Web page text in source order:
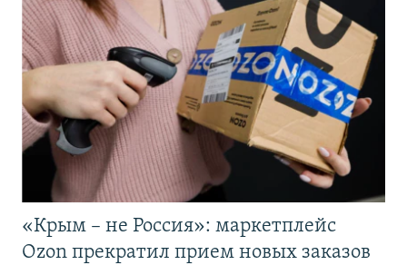
«Крым – не Россия»: маркетплейс
Ozon прекратил прием новых заказов